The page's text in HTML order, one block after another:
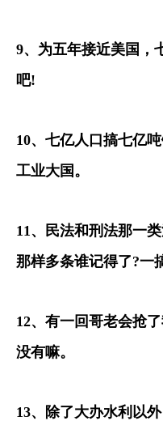
9、为五年接近美国，
吧!
10、七亿人口搞七亿
工业大国。
11、民法和刑法那一
那样多条谁记得了?一
12、有一回哥老会抢
没有嘛。
13、除了大办水利以